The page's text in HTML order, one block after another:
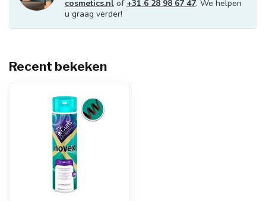
cosmetics.nl of +31 6 28 98 67 47. We helpen
u graag verder!
Recent bekeken